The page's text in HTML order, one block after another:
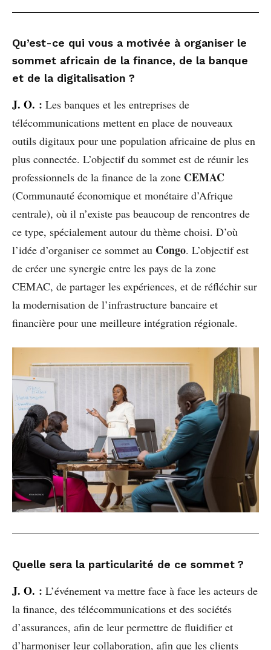
Qu’est-ce qui vous a motivée à organiser le
sommet africain de la finance, de la banque
et de la digitalisation ?
J. O. : Les banques et les entreprises de
télécommunications mettent en place de nouveaux
outils digitaux pour une population africaine de plus en
plus connectée. L’objectif du sommet est de réunir les
professionnels de la finance de la zone CEMAC
(Communauté économique et monétaire d’Afrique
centrale), où il n’existe pas beaucoup de rencontres de
ce type, spécialement autour du thème choisi. D’où
l’idée d’organiser ce sommet au Congo. L’objectif est
de créer une synergie entre les pays de la zone
CEMAC, de partager les expériences, et de réfléchir sur
la modernisation de l’infrastructure bancaire et
financière pour une meilleure intégration régionale.
Quelle sera la particularité de ce sommet ?
J. O. : L’événement va mettre face à face les acteurs de
la finance, des télécommunications et des sociétés
d’assurances, afin de leur permettre de fluidifier et
d’harmoniser leur collaboration, afin que les clients